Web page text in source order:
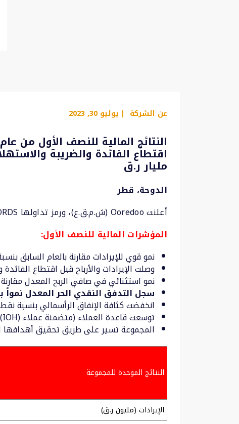
عن الشركة | يوليو 30, 2023
مليار ر.ق
الدوحة، قطر
أعلنت Ooredoo (ش.م.ق.ع)، ورمز تداولها ORDS، اليوم عن نتائجها المالية للأشهر الستة المنتهية في 30 يونيو 2023.
المؤشرات المالية للنصف الأول:
نمو قوي للإيرادات مقارنة بالعام السابق بنسبة 3% لتصل إلى 11.4 مليار
وصلت الإيرادات والأرباح قبل اقتطاع الفائدة والضريبة
نمو استثنائي في صافي الربح المعدل مقارنة بالعام السابق بلغ
سجل التدفق النقدي الحر المعدل نمواً بنسبة 7% مقارنة بالعام السابق ليصل إلى
انخفضت كثافة الإنفاق الرأسمالي بنسبة
توسعت قاعدة العملاء (متضمنة عملاء Indosat Ooredoo Hutchison (IOH)) لتصل إلى 2 مليون، مسجلة نمواً متميزاً بلغ 3% مقارنة بالعام السابق.
المجموعة تسير على طريق تحقيق أهدافها
النتائج الموحدة للمجموعة
الإيرادات (مليون ر.ق)